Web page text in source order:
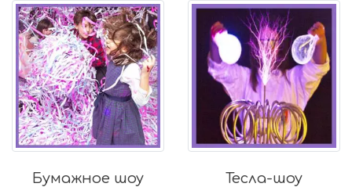
Бумажное шоу Тесла-шоу